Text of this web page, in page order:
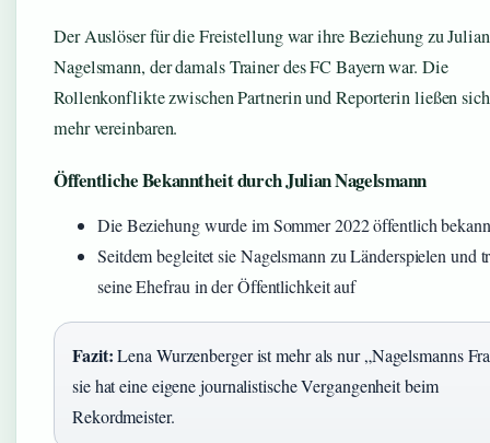
Der Auslöser für die Freistellung war ihre Beziehung zu Julian
Nagelsmann, der damals Trainer des FC Bayern war. Die
Rollenkonflikte zwischen Partnerin und Reporterin ließen
mehr vereinbaren.
Öffentliche Bekanntheit durch Julian Nagelsmann
Die Beziehung wurde im Sommer 2022 öffentlich
Seitdem begleitet sie Nagelsmann zu Länderspielen und
seine Ehefrau in der Öffentlichkeit auf
Fazit:Lena Wurzenberger ist mehr als nur „Nagelsmanns
sie hat eine eigene journalistische Vergangenheit beim
Rekordmeister.